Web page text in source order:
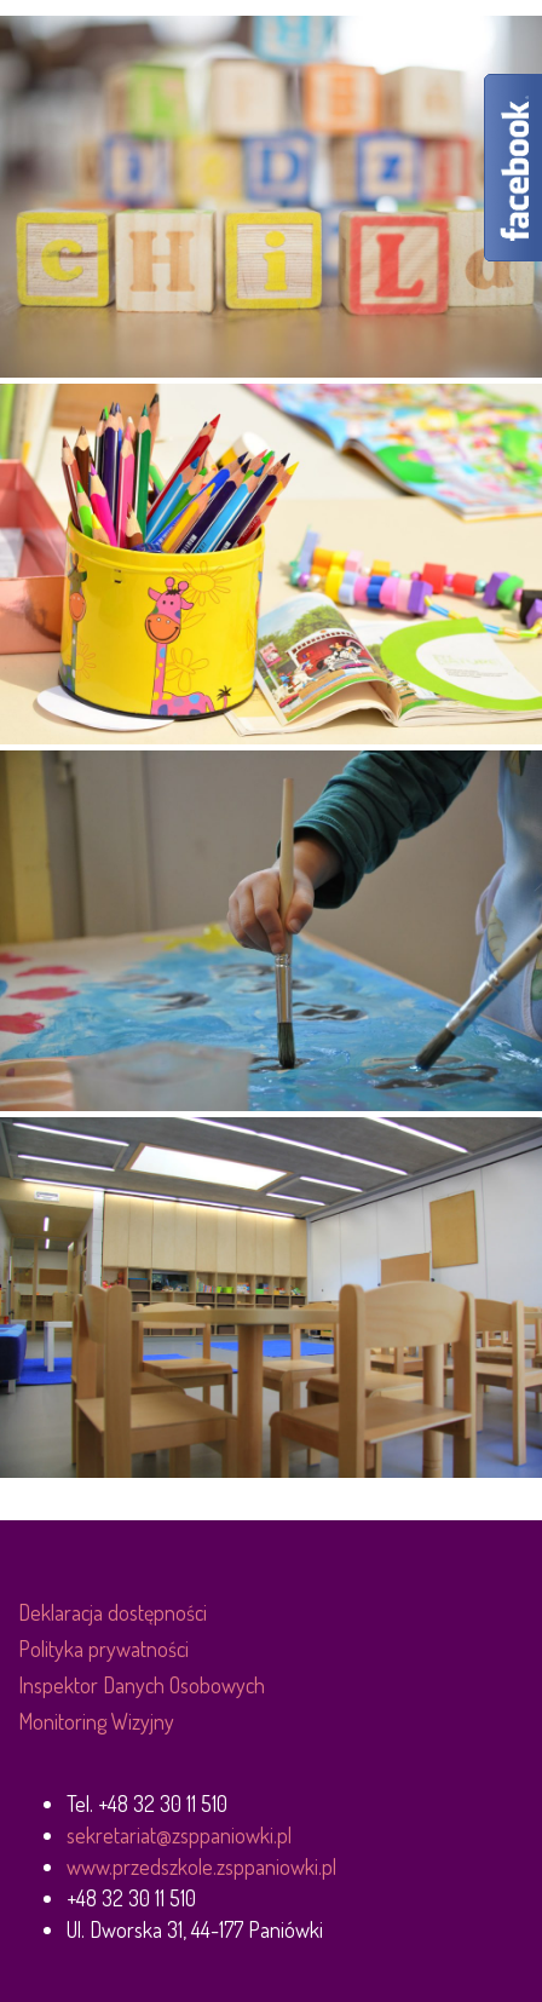
Deklaracja dostępności
Polityka prywatności
Inspektor Danych Osobowych
Monitoring Wizyjny
Tel. +48 32 30 11 510
sekretariat@zsppaniowki.pl
www.przedszkole.zsppaniowki.pl
+48 32 30 11 510
Ul. Dworska 31, 44-177 Paniówki